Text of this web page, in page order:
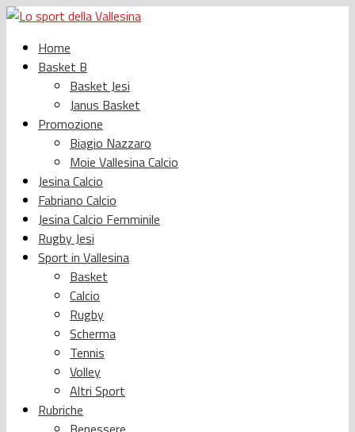
Home
Basket B
Basket Jesi
Janus Basket
Promozione
Biagio Nazzaro
Moie Vallesina Calcio
Jesina Calcio
Fabriano Calcio
Jesina Calcio Femminile
Rugby Jesi
Sport in Vallesina
Basket
Calcio
Rugby
Scherma
Tennis
Volley
Altri Sport
Rubriche